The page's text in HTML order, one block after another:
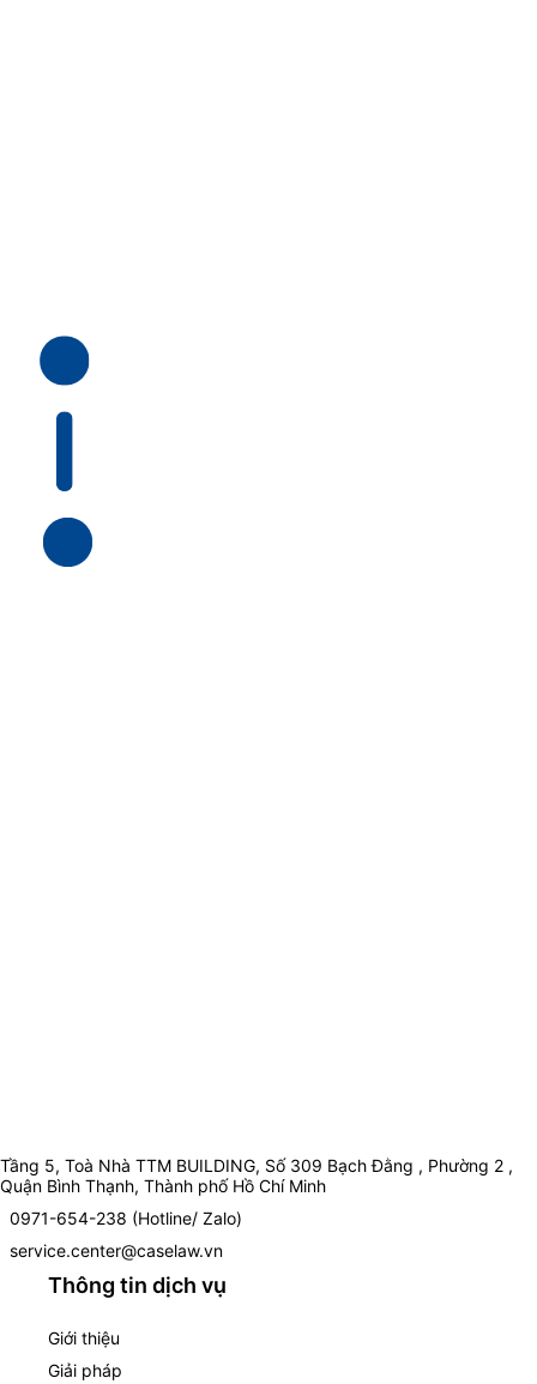
Tầng 5, Toà Nhà TTM BUILDING, Số 309 Bạch Đằng , Phường 2 ,
Quận Bình Thạnh, Thành phố Hồ Chí Minh
0971-654-238 (Hotline/ Zalo)
service.center@caselaw.vn
Thông tin dịch vụ
Giới thiệu
Giải pháp